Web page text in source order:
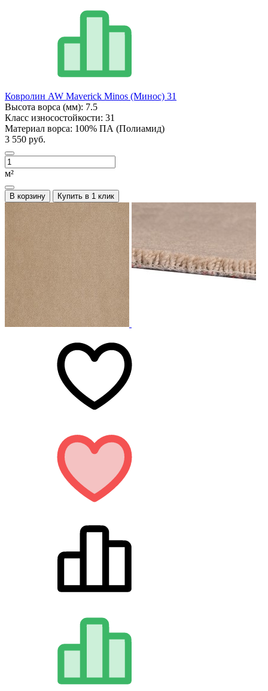
Ковролин AW Maverick Minos (Минос) 31
Высота ворса (мм): 7.5
Класс износостойкости: 31
Материал ворса: 100% ПА (Полиамид)
3 550 руб.
м²
В корзину Купить в 1 клик